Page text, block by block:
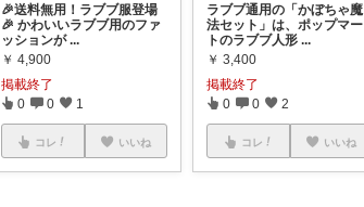
🎉送料無用！ラブブ服登場
🎉 かわいいラブブ用のファ
ッションが ...
￥ 4,900
掲載終了
0 0 1
コレ いいね
ラブブ通用の「かぼちゃ魔
法セット」は、ポップマー
トのラブブ人形 ...
￥ 3,400
掲載終了
0 0 2
コレ いいね